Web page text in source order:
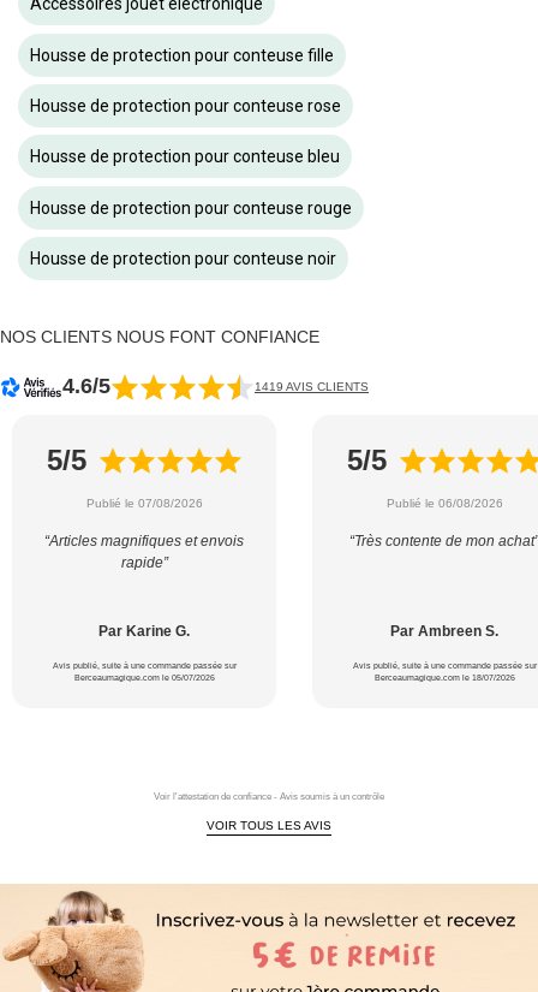
Accessoires jouet électronique
Housse de protection pour conteuse fille
Housse de protection pour conteuse rose
Housse de protection pour conteuse bleu
Housse de protection pour conteuse rouge
Housse de protection pour conteuse noir
NOS CLIENTS NOUS FONT CONFIANCE
4.6/5 1419 AVIS CLIENTS
5/5
Publié le 07/08/2026
“Articles magnifiques et envois
rapide”
Par Karine G.
Avis publié, suite à une commande passée sur
Berceaumagique.com le 05/07/2026
5/5
Publié le 06/08/2026
“Très contente de mon achat”
Par Ambreen S.
Avis publié, suite à une commande passée sur
Berceaumagique.com le 18/07/2026
Voir l'attestation de confiance - Avis soumis à un contrôle
VOIR TOUS LES AVIS